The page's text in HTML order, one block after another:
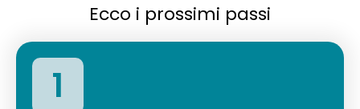
Ecco i prossimi passi
1